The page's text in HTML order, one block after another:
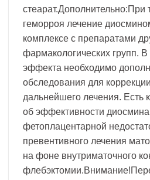
стеарат.Дополнительно:При
геморроя лечение
комплексе с препаратами
фармакологических групп. В
эффекта необходимо
обследования для
дальнейшего лечения. Есть
об эффективности
фетоплацентарной
превентивного лечения
на фоне внутриматочного